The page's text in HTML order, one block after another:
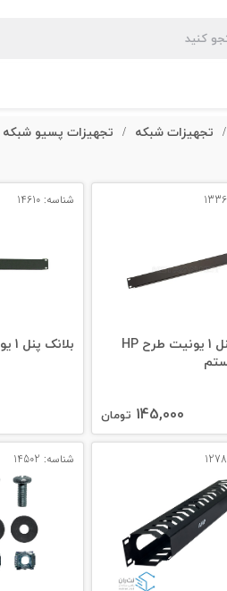
/ تجهیزات شبکه / تجهیزات پسیو شبکه
بلانک پنل 1 یونیت طرح HP
145,000 تومان
شناسه: 14610
بلانک پنل 1 یونیت ونتولینک
شناسه: 14502